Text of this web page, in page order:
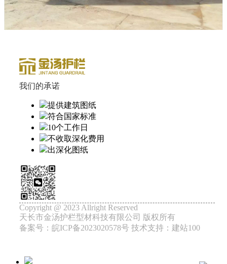
我们的承诺
提供建筑图纸
符合国家标准
10个工作日
不收取深化费用
出深化图纸
Copyright @ 2023 Allright Reserved
天长市金汤护栏型材科技有限公司 版权所有
备案号：皖ICP备2023020578号 技术支持：建站100